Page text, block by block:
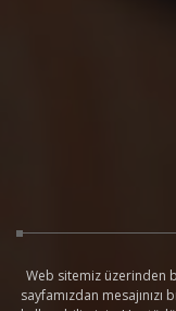
Web sitemiz üzerinden
sayfamızdan